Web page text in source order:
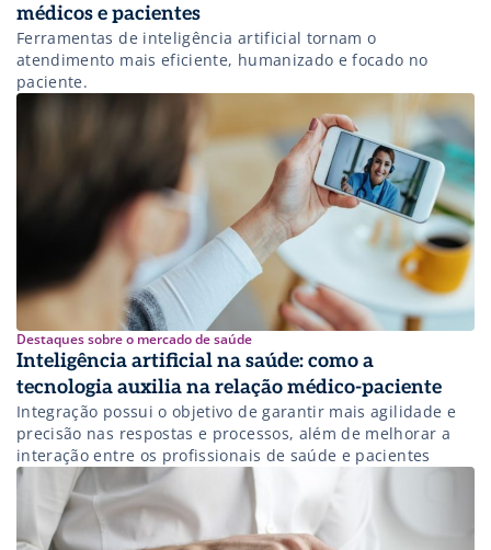
médicos e pacientes
Ferramentas de inteligência artificial tornam o
atendimento mais eficiente, humanizado e focado no
paciente.
Destaques sobre o mercado de saúde
Inteligência artificial na saúde: como a
tecnologia auxilia na relação médico-paciente
Integração possui o objetivo de garantir mais agilidade e
precisão nas respostas e processos, além de melhorar a
interação entre os profissionais de saúde e pacientes